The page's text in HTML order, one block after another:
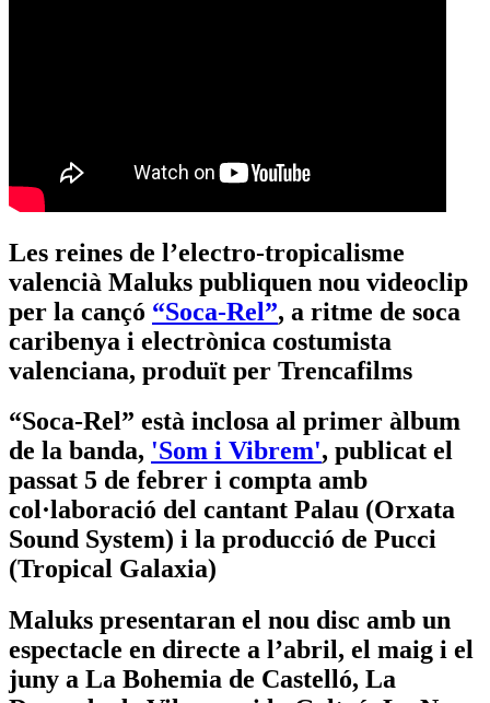
Les reines de l’electro-tropicalisme
valencià Maluks publiquen nou videoclip
per la cançó “Soca-Rel”, a ritme de soca
caribenya i electrònica costumista
valenciana, produït per Trencafilms
“Soca-Rel” està inclosa al primer àlbum
de la banda, 'Som i Vibrem', publicat el
passat 5 de febrer i compta amb
col·laboració del cantant Palau (Orxata
Sound System) i la producció de Pucci
(Tropical Galaxia)
Maluks presentaran el nou disc amb un
espectacle en directe a l’abril, el maig i el
juny a La Bohemia de Castelló, La